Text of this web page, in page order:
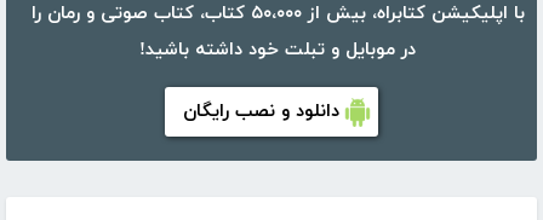
با اپلیکیشن کتابراه، بیش از ۵۰،۰۰۰ کتاب، کتاب صوتی و رمان را
در موبایل و تبلت خود داشته باشید!
دانلود و نصب رایگان